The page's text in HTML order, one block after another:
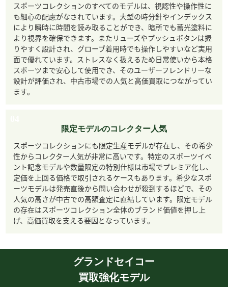
スポーツコレクションのすべてのモデルは、視認性や操作性に
も細心の配慮がなされています。大型の時分針やインデックス
により瞬時に時間を読み取ることができ、暗所でも蓄光塗料に
より視界を確保できます。またリューズやプッシュボタンは握
りやすく設計され、グローブ着用時でも操作しやすいなど実用
面で優れています。ストレスなく扱えるため日常使いから本格
スポーツまで安心して使用でき、そのユーザーフレンドリーな
設計が評価され、中古市場での人気と高価買取につながってい
ます。
限定モデルのコレクター人気
スポーツコレクションにも限定生産モデルが存在し、その希少
性からコレクター人気が非常に高いです。特定のスポーツイベ
ント記念モデルや数量限定の特別仕様は市場でプレミア化し、
定価を上回る価格で取引されるケースもあります。希少なスポ
ーツモデルは発売直後から問い合わせが殺到するほどで、その
人気の高さが中古での高額査定に直結しています。限定モデル
の存在はスポーツコレクション全体のブランド価値を押し上
げ、高価買取を支える要因となっています。
グランドセイコー
買取強化モデル